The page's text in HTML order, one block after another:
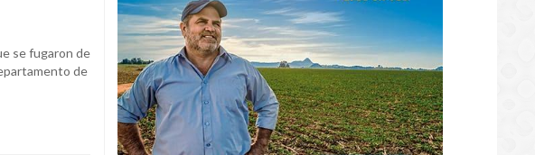
se fugaron de
de